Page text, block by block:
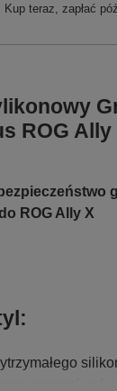
. Kup teraz, zapłać
ROG Ally
ROG Ally X